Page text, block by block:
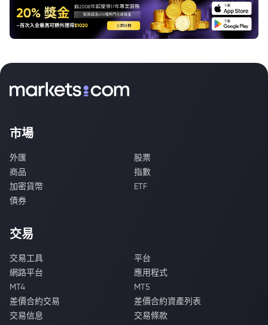
市場
外匯
股票
商品
指數
加密貨幣
ETF
債券
交易
交易工具
平台
網路平台
應用程式
MT4
MT5
差價合約交易
差價合約資產列表
交易信息
交易條款